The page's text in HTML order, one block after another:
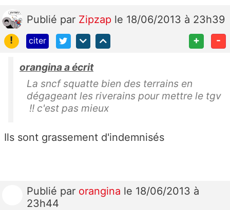
Publié par Zipzap le 18/06/2013 à 23h39
!
citer + -
orangina a écrit
La sncf squatte bien des terrains en
dégageant les riverains pour mettre le tgv
!! c'est pas mieux
Ils sont grassement d'indemnisés
Publié par orangina le 18/06/2013 à
23h44